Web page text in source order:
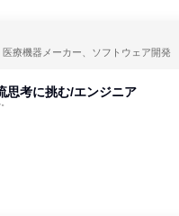
療機器メーカー、ソフトウェア開発
思考に挑む/エンジニア